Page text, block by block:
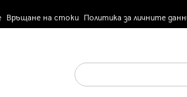
Връщане на стоки Политика за личните